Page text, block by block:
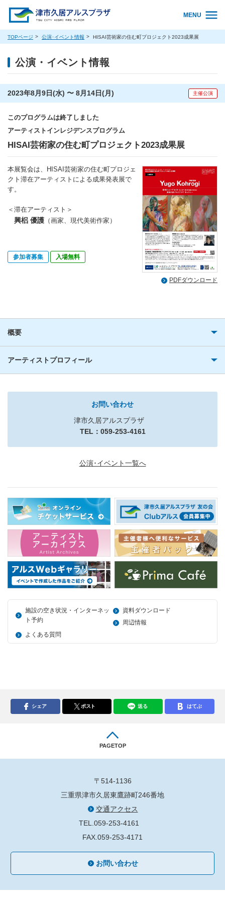
MENU
TOPページ 公演･イベント情報 HISAI芸術家の住む町プロジェクト2023成果展
公演・イベント情報
2023年8月9日(水) 〜 8月14日(月) 主催公演
このプログラムは終了しました
アーティストインレジデンスプログラム
HISAI芸術家の住む町プロジェクト2023成果展
本展覧会は、HISAI芸術家の住む町プロジェ
クト滞在アーティストによる成果発表展で
す。
＜滞在アーティスト＞
興梠 優護 （画家、現代美術作家）
参加者募集 入場無料
PDFダウンロード
概要
アーティストプロフィール
お問い合わせ
津市久居アルスプラザ
TEL：059-253-4161
公演･イベント一覧へ
施設の空き状況・インターネッ
ト予約
資料ダウンロード
周辺情報
よくある質問
シェア ポスト 送る はてぶ
PAGETOP
〒514-1136
三重県津市久居東鷹跡町246番地
交通アクセス
TEL.059-253-4161
FAX.059-253-4171
お問い合わせ